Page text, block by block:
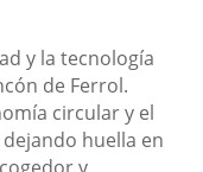
y la tecnología
de Ferrol.
circular y el
huella en